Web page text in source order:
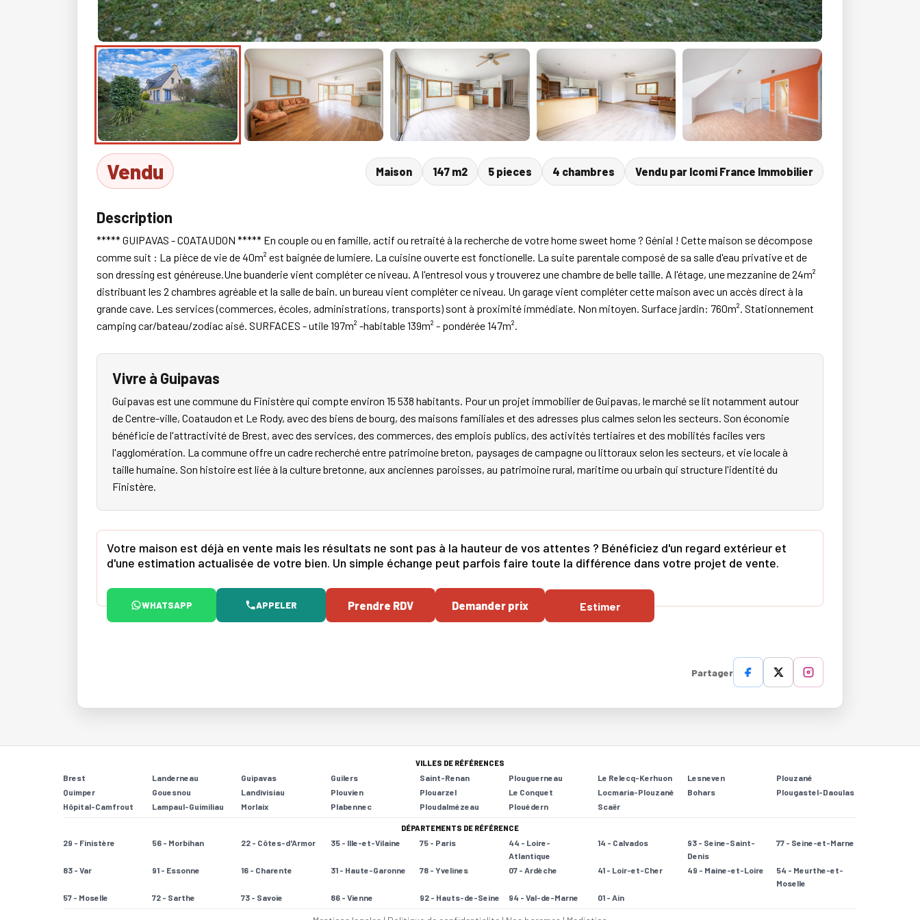
Vendu Maison 147 m2 5 pieces 4 chambres Vendu par Icomi France Immobilier
Description
***** GUIPAVAS - COATAUDON ***** En couple ou en famille, actif ou retraité à la recherche de votre home sweet home ? Génial ! Cette maison se décompose
comme suit : La pièce de vie de 40m² est baignée de lumiere. La cuisine ouverte est fonctionelle. La suite parentale composé de sa salle d'eau privative et de
son dressing est généreuse.Une buanderie vient compléter ce niveau. A l'entresol vous y trouverez une chambre de belle taille. A l'étage, une mezzanine de 24m²
distribuant les 2 chambres agréable et la salle de bain. un bureau vient compléter ce niveau. Un garage vient compléter cette maison avec un accès direct à la
grande cave. Les services (commerces, écoles, administrations, transports) sont à proximité immédiate. Non mitoyen. Surface jardin: 760m². Stationnement
camping car/bateau/zodiac aisé. SURFACES - utile 197m² -habitable 139m² - pondérée 147m².
Vivre à Guipavas
Guipavas est une commune du Finistère qui compte environ 15 538 habitants. Pour un projet immobilier de Guipavas, le marché se lit notamment autour
de Centre-ville, Coataudon et Le Rody, avec des biens de bourg, des maisons familiales et des adresses plus calmes selon les secteurs. Son économie
bénéficie de l'attractivité de Brest, avec des services, des commerces, des emplois publics, des activités tertiaires et des mobilités faciles vers
l'agglomération. La commune offre un cadre recherché entre patrimoine breton, paysages de campagne ou littoraux selon les secteurs, et vie locale à
taille humaine. Son histoire est liée à la culture bretonne, aux anciennes paroisses, au patrimoine rural, maritime ou urbain qui structure l'identité du
Finistère.
Votre maison est déjà en vente mais les résultats ne sont pas à la hauteur de vos attentes ? Bénéficiez d'un regard extérieur et
d'une estimation actualisée de votre bien. Un simple échange peut parfois faire toute la différence dans votre projet de vente.
WHATSAPP APPELER Prendre RDV Demander prix Estimer
Partager
VILLES DE RÉFÉRENCES
Brest Landerneau Guipavas Guilers Saint-Renan Plouguerneau Le Relecq-Kerhuon Lesneven
Plouzané
Quimper
Gouesnou Landivisiau Plouvien Plouarzel Le Conquet Locmaria-Plouzané Bohars
Plougastel-Daoulas
Hôpital-Camfrout
Lampaul-Guimiliau Morlaix Plabennec Ploudalmézeau Plouédern Scaër
DÉPARTEMENTS DE RÉFÉRENCE
29 - Finistère 56 - Morbihan 22 - Côtes-d'Armor 35 - Ille-et-Vilaine 75 - Paris
44 - Loire-
Atlantique
14 - Calvados
93 - Seine-Saint-
Denis
77 - Seine-et-Marne
83 - Var 91 - Essonne 16 - Charente 31 - Haute-Garonne 78 - Yvelines 07 - Ardèche 41 - Loir-et-Cher 49 - Maine-et-Loire
54 - Meurthe-et-
Moselle
57 - Moselle
72 - Sarthe 73 - Savoie 86 - Vienne 92 - Hauts-de-Seine 94 - Val-de-Marne 01 - Ain